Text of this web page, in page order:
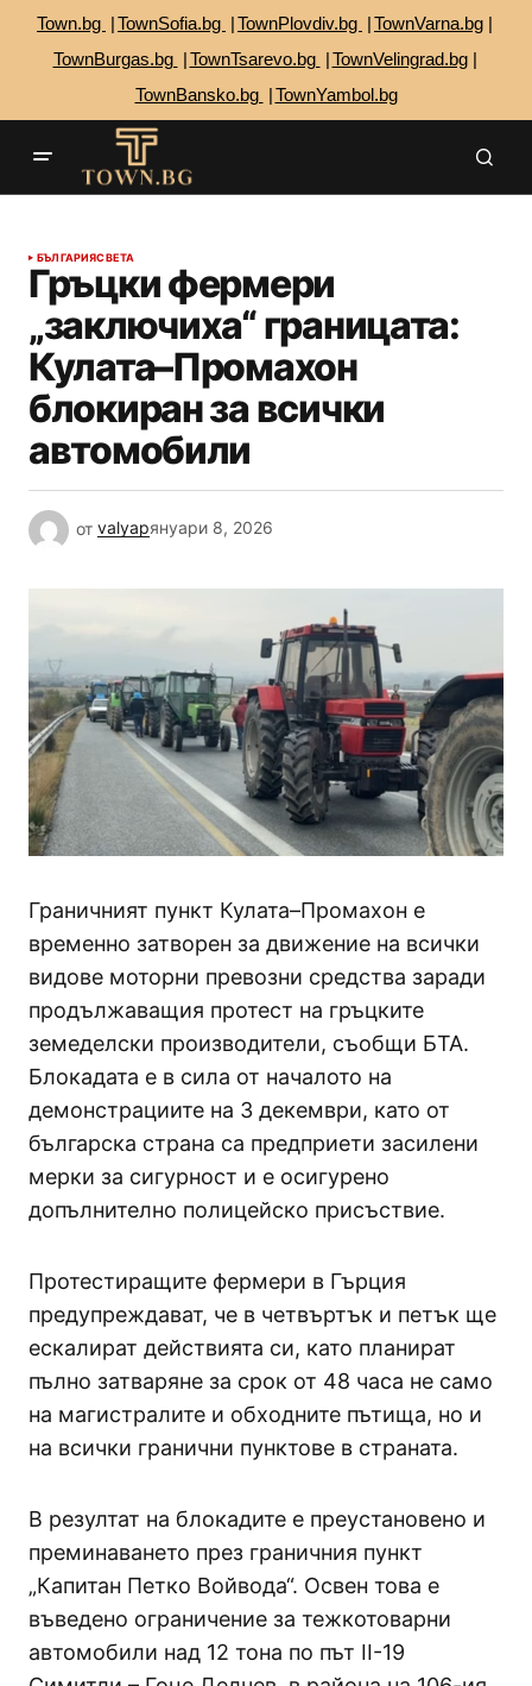
Town.bg TownSofia.bg TownPlovdiv.bg
TownVarna.bg
TownBurgas.bg
TownTsarevo.bg
TownVelingrad.bg
TownBansko.bg
TownYambol.bg
БЪЛГАРИЯСВЕТА
Гръцки фермери
„заключиха“ границата:
Кулата–Промахон
блокиран за всички
автомобили
от valyapянуари 8, 2026
Граничният пункт Кулата–Промахон е
временно затворен за движение на всички
видове моторни превозни средства заради
продължаващия протест на гръцките
земеделски производители, съобщи БТА.
Блокадата е в сила от началото на
демонстрациите на 3 декември, като от
българска страна са предприети засилени
мерки за сигурност и е осигурено
допълнително полицейско присъствие.
Протестиращите фермери в Гърция
предупреждават, че в четвъртък и петък ще
ескалират действията си, като планират
пълно затваряне за срок от 48 часа не само
на магистралите и обходните пътища, но и
на всички гранични пунктове в страната.
В резултат на блокадите е преустановено и
преминаването през граничния пункт
„Капитан Петко Войвода“. Освен това е
въведено ограничение за тежкотоварни
автомобили над 12 тона по път II-19